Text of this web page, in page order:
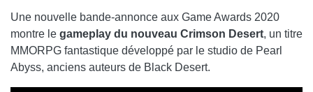
Une nouvelle bande-annonce aux Game Awards 2020
montre le gameplay du nouveau Crimson Desert, un titre
MMORPG fantastique développé par le studio de Pearl
Abyss, anciens auteurs de Black Desert.